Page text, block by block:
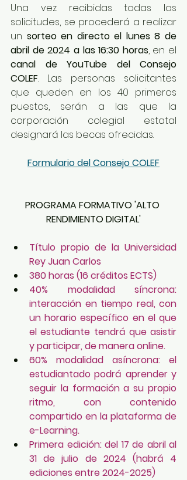
Una vez recibidas todas las
solicitudes, se procederá a realizar
un sorteo en directo el lunes 8 de
abril de 2024 a las 16:30 horas
canal de YouTube del Consejo
COLEF. Las personas solicitantes
que queden en los 40 primeros
puestos, serán a las que la
corporación colegial estatal
designará las becas ofrecidas.
Formulario del Consejo COLEF
PROGRAMA FORMATIVO 'ALTO
RENDIMIENTO DIGITAL'
Título propio de la Universidad
Rey Juan Carlos
380 horas (16 créditos ECTS)
40% modalidad síncrona:
interacción en tiempo real, con
un horario específico en el que
el estudiante tendrá que asistir
y participar, de manera online.
60% modalidad asíncrona: el
estudiantado podrá aprender y
seguir la formación a su propio
ritmo, con contenido
compartido en la plataforma de
e-Learning.
Primera edición: del 17 de abril al
31 de julio de 2024 (habrá 4
ediciones entre 2024-2025)